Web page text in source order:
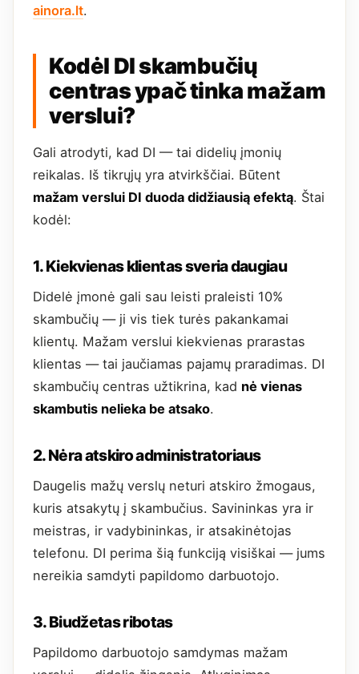
ainora.lt.
Kodėl DI skambučių
centras ypač tinka mažam
verslui?
Gali atrodyti, kad DI — tai didelių įmonių
reikalas. Iš tikrųjų yra atvirkščiai. Būtent
mažam verslui DI duoda didžiausią efektą. Štai
kodėl:
1. Kiekvienas klientas sveria daugiau
Didelė įmonė gali sau leisti praleisti 10%
skambučių — ji vis tiek turės pakankamai
klientų. Mažam verslui kiekvienas prarastas
klientas — tai jaučiamas pajamų praradimas. DI
skambučių centras užtikrina, kad nė vienas
skambutis nelieka be atsako.
2. Nėra atskiro administratoriaus
Daugelis mažų verslų neturi atskiro žmogaus,
kuris atsakytų į skambučius. Savininkas yra ir
meistras, ir vadybininkas, ir atsakinėtojas
telefonu. DI perima šią funkciją visiškai — jums
nereikia samdyti papildomo darbuotojo.
3. Biudžetas ribotas
Papildomo darbuotojo samdymas mažam